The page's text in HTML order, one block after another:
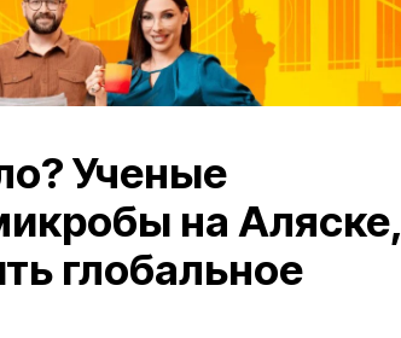
Ученые
на Аляске,
глобальное